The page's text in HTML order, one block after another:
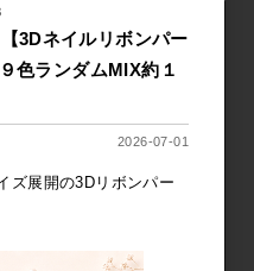
3Dネイルリボンパー
ランダムMIX約１
2026-07-01
ズ展開の3Dリボンパー